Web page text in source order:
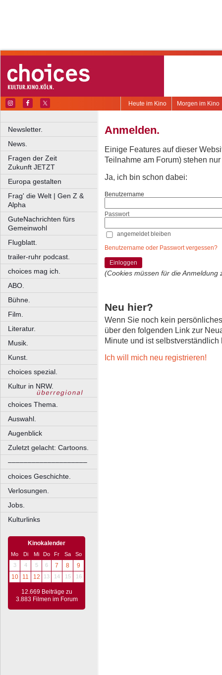
Morgen im Kino
Heute im Kino
Newsletter.
News.
Fragen der Zeit
Zukunft JETZT
Europa gestalten
Frag' die Welt | Gen Z &
Alpha
GuteNachrichten fürs
Gemeinwohl
Flugblatt.
trailer-ruhr podcast.
choices mag ich.
ABO.
Bühne.
Film.
Literatur.
Musik.
Kunst.
choices spezial.
Kultur in NRW.
choices Thema.
Auswahl.
Augenblick
Zuletzt gelacht: Cartoons.
––––––––––––––––––––
choices Geschichte.
Verlosungen.
Jobs.
Kulturlinks
Kinokalender
Mo Di Mi Do Fr Sa
So
3
4 5 6 7 8
9
10
11 12 13 14 15 16
12.669 Beiträge zu
3.883 Filmen im Forum
Anmelden.
Einige Features auf dieser
Teilnahme am Forum) stehen
Ja, ich bin schon dabei:
Benutzername
Passwort
angemeldet bleiben
Benutzername oder Passwort vergessen?
Einloggen
(Cookies müssen für die Anmeldung
Neu hier?
Wenn Sie noch kein
über den folgenden Link zur
Minute und ist selbstverständlich
Ich will mich neu registrieren!